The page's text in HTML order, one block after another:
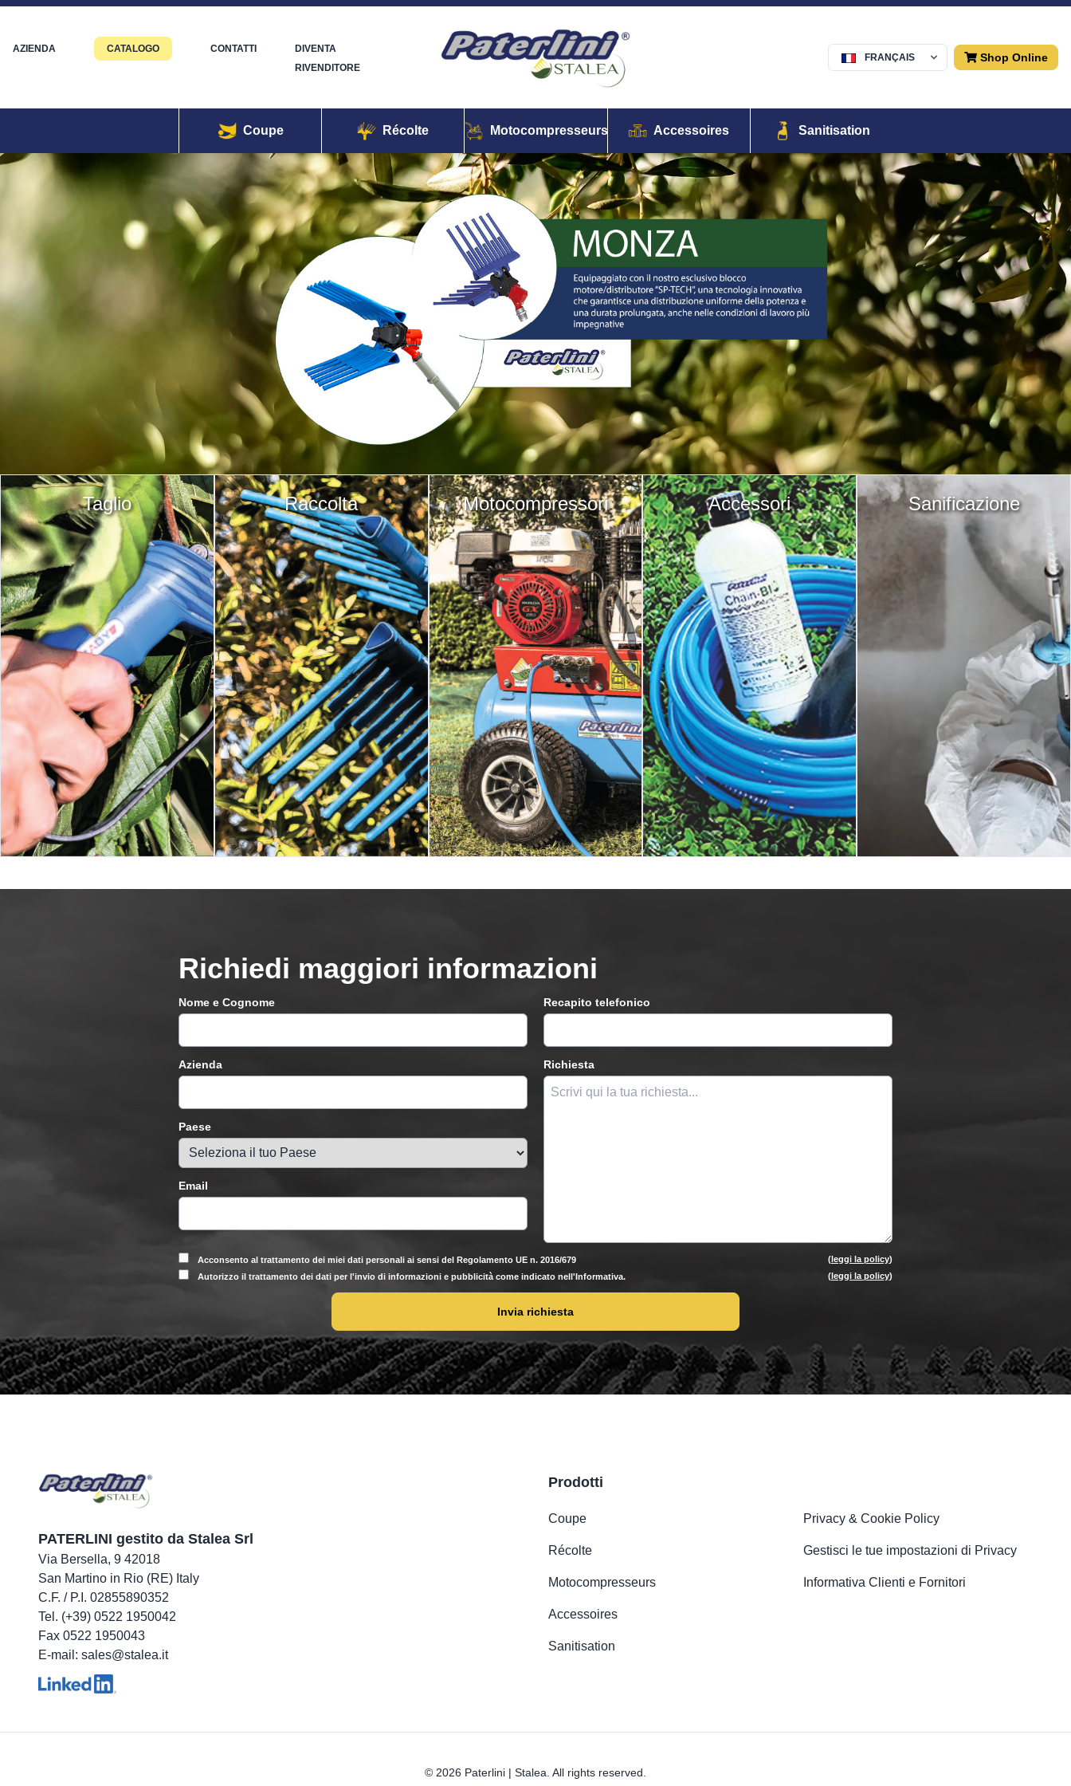
AZIENDA CATALOGO CONTATTI
DIVENTA
RIVENDITORE
FRANÇAIS
Menu
Shop Online
Coupe Récolte Motocompresseurs Accessoires Sanitisation
Taglio Raccolta Motocompressori Accessori Sanificazione
Richiedi maggiori informazioni
Nome e Cognome
Azienda
Paese
Email
Recapito telefonico
Richiesta
Acconsento al trattamento dei miei dati personali ai sensi del Regolamento UE n. 2016/679 (leggi la policy)
Autorizzo il trattamento dei dati per l'invio di informazioni e pubblicità come indicato nell'Informativa.
(leggi la policy)
Invia richiesta
PATERLINI gestito da Stalea Srl
Via Bersella, 9 42018
San Martino in Rio (RE) Italy
C.F. / P.I. 02855890352
Tel. (+39) 0522 1950042
Fax 0522 1950043
E-mail: sales@stalea.it
Prodotti
Coupe
Récolte
Motocompresseurs
Accessoires
Sanitisation
Privacy & Cookie Policy
Gestisci le tue impostazioni di Privacy
Informativa Clienti e Fornitori
© 2026 Paterlini | Stalea. All rights reserved.